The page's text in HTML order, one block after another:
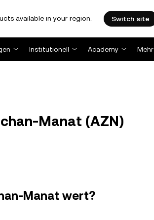
available in your region. Switch site
Institutionell Academy Mehr
Manat (AZN)
Manat wert?